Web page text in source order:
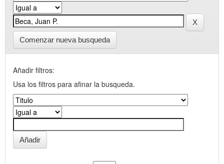
Comenzar nueva busqueda
Añadir filtros:
Usa los filtros para afinar la busqueda.